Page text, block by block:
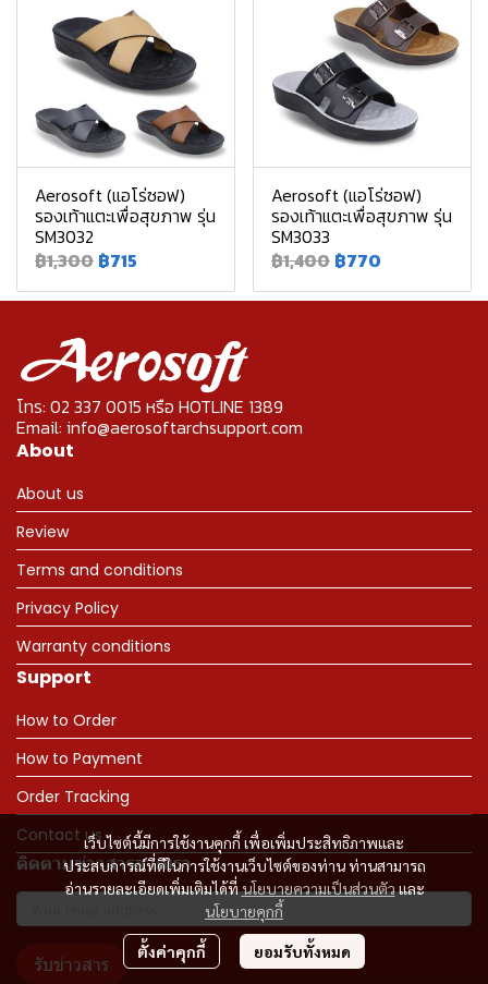
Aerosoft (แอโร่ซอฟ)
รองเท้าแตะเพื่อสุขภาพ รุ่น
SM3032
฿1,300 ฿715
Aerosoft (แอโร่ซอฟ)
รองเท้าแตะเพื่อสุขภาพ รุ่น
SM3033
฿1,400 ฿770
เว็บไซต์นี้มีการใช้งานคุกกี้ เพื่อเพิ่มประสิทธิภาพและ
ประสบการณ์ที่ดีในการใช้งานเว็บไซต์ของท่าน ท่านสามารถ
อ่านรายละเอียดเพิ่มเติมได้ที่นโยบายความเป็นส่วนตัวและ
นโยบายคุกกี้
ตั้งค่าคุกกี้ ยอมรับทั้งหมด
โทร: 02 337 0015 หรือ HOTLINE 1389
Email: info@aerosoftarchsupport.com
About
About us
Review
Terms and conditions
Privacy Policy
Warranty conditions
Support
How to Order
How to Payment
Order Tracking
Contact us
ติดตามข่าวสารจากเรา
รับข่าวสาร